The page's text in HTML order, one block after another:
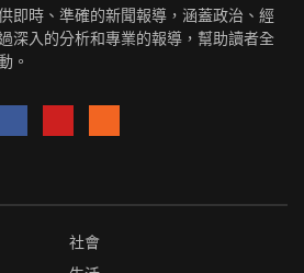
即時、準確的新聞報導，涵蓋政治、經
深入的分析和專業的報導，幫助讀者全
。
社會